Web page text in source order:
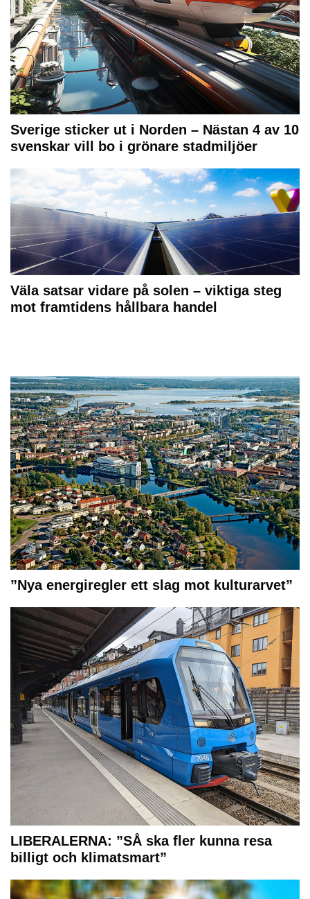
Sverige sticker ut i Norden – Nästan 4 av 10
svenskar vill bo i grönare stadmiljöer
Väla satsar vidare på solen – viktiga steg
mot framtidens hållbara handel
”Nya energiregler ett slag mot kulturarvet”
LIBERALERNA: ”SÅ ska fler kunna resa
billigt och klimatsmart”